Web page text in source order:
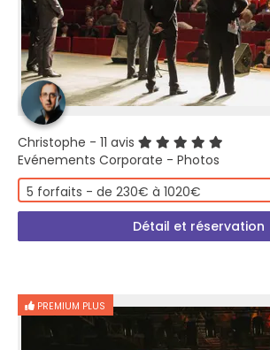
Christophe - 11 avis
Evénements Corporate - Photos
5 forfaits - de 230€ à 1020€
Détail et réservation
PREMIUM PLUS